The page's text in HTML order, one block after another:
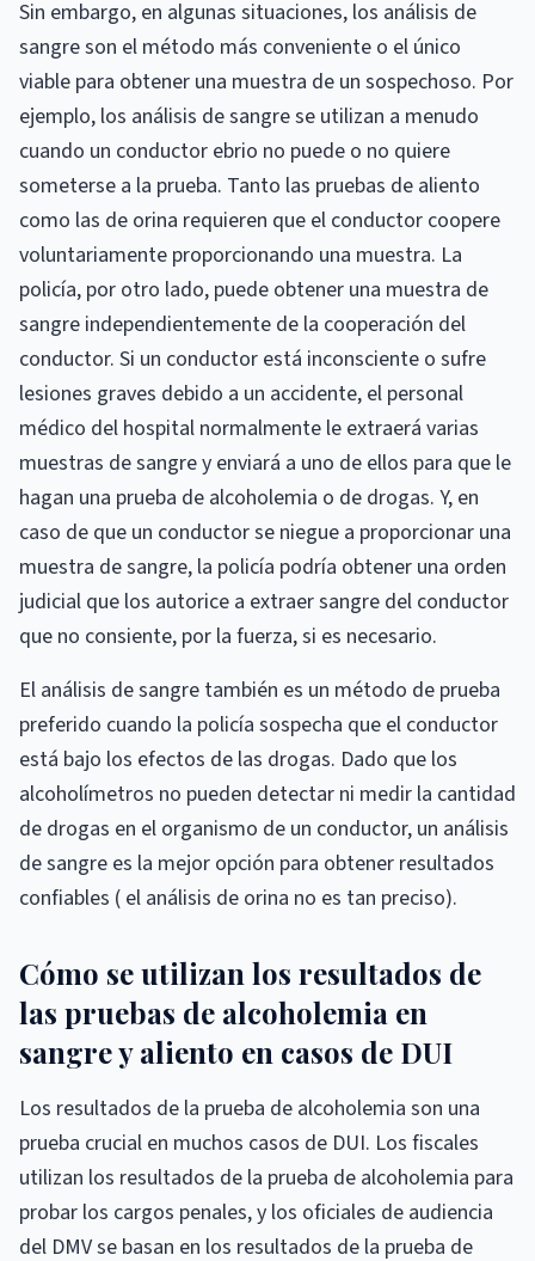
Sin embargo, en algunas situaciones, los análisis de
sangre son el método más conveniente o el único
viable para obtener una muestra de un sospechoso. Por
ejemplo, los análisis de sangre se utilizan a menudo
cuando un conductor ebrio no puede o no quiere
someterse a la prueba. Tanto las pruebas de aliento
como las de orina requieren que el conductor coopere
voluntariamente proporcionando una muestra. La
policía, por otro lado, puede obtener una muestra de
sangre independientemente de la cooperación del
conductor. Si un conductor está inconsciente o sufre
lesiones graves debido a un accidente, el personal
médico del hospital normalmente le extraerá varias
muestras de sangre y enviará a uno de ellos para que le
hagan una prueba de alcoholemia o de drogas. Y, en
caso de que un conductor se niegue a proporcionar una
muestra de sangre, la policía podría obtener una orden
judicial que los autorice a extraer sangre del conductor
que no consiente, por la fuerza, si es necesario.
El análisis de sangre también es un método de prueba
preferido cuando la policía sospecha que el conductor
está bajo los efectos de las drogas. Dado que los
alcoholímetros no pueden detectar ni medir la cantidad
de drogas en el organismo de un conductor, un análisis
de sangre es la mejor opción para obtener resultados
confiables ( el análisis de orina no es tan preciso).
Cómo se utilizan los resultados de
las pruebas de alcoholemia en
sangre y aliento en casos de DUI
Los resultados de la prueba de alcoholemia son una
prueba crucial en muchos casos de DUI. Los fiscales
utilizan los resultados de la prueba de alcoholemia para
probar los cargos penales, y los oficiales de audiencia
del DMV se basan en los resultados de la prueba de